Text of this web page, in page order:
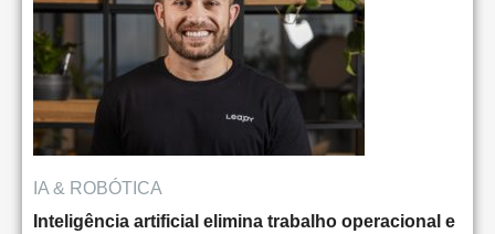
IA & ROBÓTICA
Inteligência artificial elimina trabalho operacional e